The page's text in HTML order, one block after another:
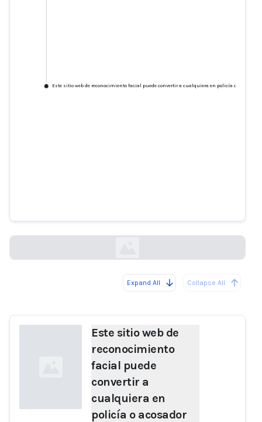
Este sitio web de reconocimiento facial puede convertir a cualquiera en policía o acosador
Expand All Collapse All
Este sitio web de
reconocimiento
facial puede
convertir a
cualquiera en
policía o acosador